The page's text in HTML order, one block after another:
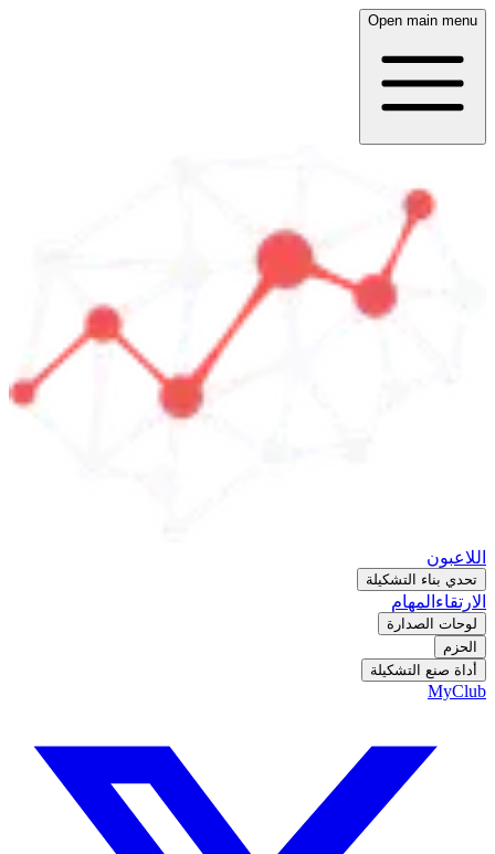
Open main menu
اللاعبون
تحدي بناء التشكيلة
الارتقاء المهام
لوحات الصدارة
الحزم
أداة صنع التشكيلة
MyClub